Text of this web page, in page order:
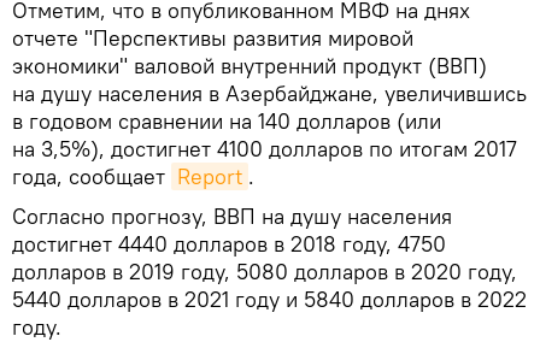
Отметим, что в опубликованном МВФ на днях
отчете "Перспективы развития мировой
экономики" валовой внутренний продукт (ВВП)
на душу населения в Азербайджане, увеличившись
в годовом сравнении на 140 долларов (или
на 3,5%), достигнет 4100 долларов по итогам 2017
года, сообщает Report .
Согласно прогнозу, ВВП на душу населения
достигнет 4440 долларов в 2018 году, 4750
долларов в 2019 году, 5080 долларов в 2020 году,
5440 долларов в 2021 году и 5840 долларов в 2022
году.